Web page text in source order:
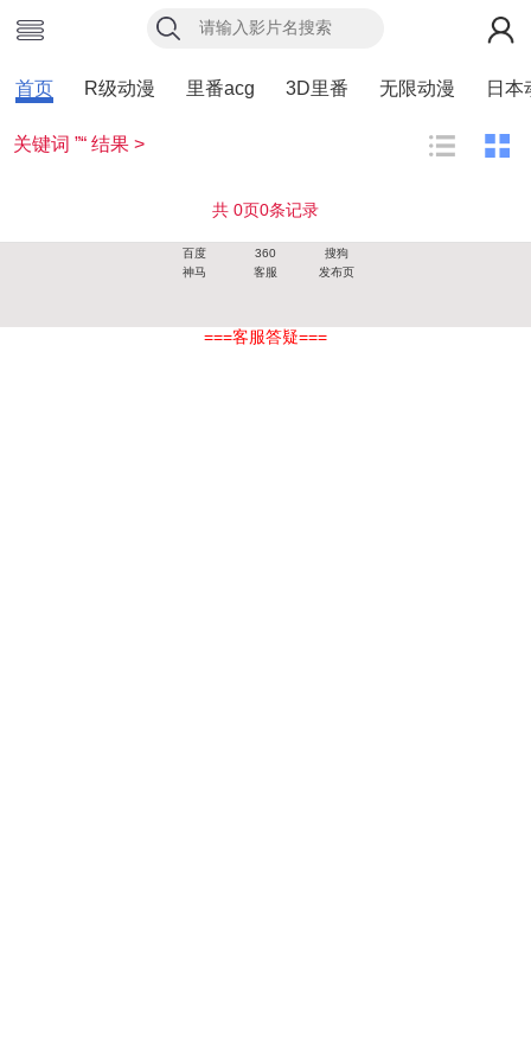
首页 R级动漫 里番acg 3D里番 无限动漫 日本
关键词 ”“ 结果 >
共 0页0条记录
百度 360
搜狗
神马
客服 发布页
===客服答疑===